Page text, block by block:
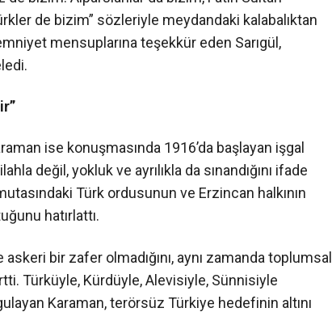
de bizim” sözleriyle meydandaki kalabalıktan
mensuplarına teşekkür eden Sarıgül,
ise konuşmasında 1916’da başlayan işgal
değil, yokluk ve ayrılıkla da sınandığını ifade
Türk ordusunun ve Erzincan halkının
hatırlattı.
bir zafer olmadığını, aynı zamanda toplumsal
Türküyle, Kürdüyle, Alevisiyle, Sünnisiyle
Karaman, terörsüz Türkiye hedefinin altını